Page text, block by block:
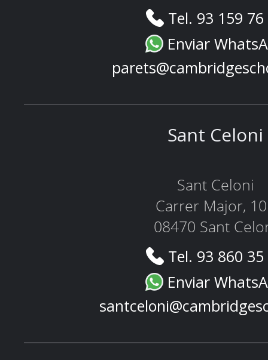
Tel. 93 159
Enviar
Sant Celoni
Sant Celoni
Carrer Major,
08470 Sant
Tel. 93 860
Enviar